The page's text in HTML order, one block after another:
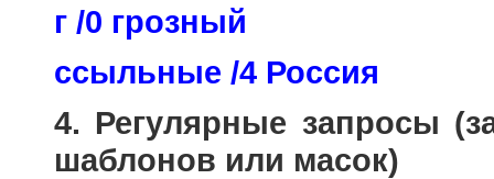
г /0 грозный
ссыльные /4 Россия
4. Регулярные запросы
шаблонов или масок)